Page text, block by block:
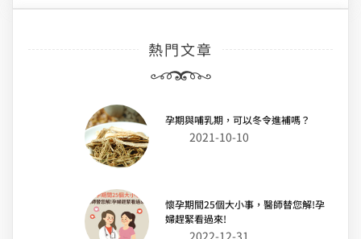
熱門文章
孕期與哺乳期，可以冬令進補嗎？
2021-10-10
懷孕期間25個大小事，醫師替您解!孕
婦趕緊看過來!